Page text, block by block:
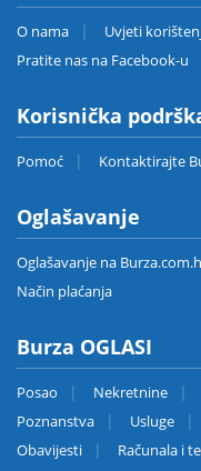
O nama Uvjeti
Pratite nas na Facebook-u
Korisnička
Pomoć Kontaktirajte
Oglašavanje
Oglašavanje na
Način plaćanja
Burza OGLASI
Posao Nekretnine
Poznanstva
Usluge
Obavijesti
Računala i